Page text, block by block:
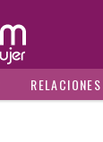
RELACIONES